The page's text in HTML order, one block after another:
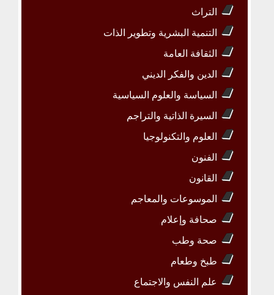
التراث
التنمية البشرية وتطوير الذات
الثقافة العامة
الدين والفكر الديني
السياسة والعلوم السياسية
السيرة الذاتية والتراجم
العلوم والتكنولوجيا
الفنون
القانون
الموسوعات والمعاجم
صحافة وإعلام
صحة وطب
طبخ وطعام
علم النفس والاجتماع